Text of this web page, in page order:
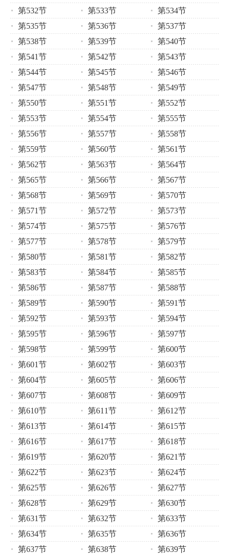
第532节
第533节
第534节
第535节
第536节
第537节
第538节
第539节
第540节
第541节
第542节
第543节
第544节
第545节
第546节
第547节
第548节
第549节
第550节
第551节
第552节
第553节
第554节
第555节
第556节
第557节
第558节
第559节
第560节
第561节
第562节
第563节
第564节
第565节
第566节
第567节
第568节
第569节
第570节
第571节
第572节
第573节
第574节
第575节
第576节
第577节
第578节
第579节
第580节
第581节
第582节
第583节
第584节
第585节
第586节
第587节
第588节
第589节
第590节
第591节
第592节
第593节
第594节
第595节
第596节
第597节
第598节
第599节
第600节
第601节
第602节
第603节
第604节
第605节
第606节
第607节
第608节
第609节
第610节
第611节
第612节
第613节
第614节
第615节
第616节
第617节
第618节
第619节
第620节
第621节
第622节
第623节
第624节
第625节
第626节
第627节
第628节
第629节
第630节
第631节
第632节
第633节
第634节
第635节
第636节
第637节
第638节
第639节